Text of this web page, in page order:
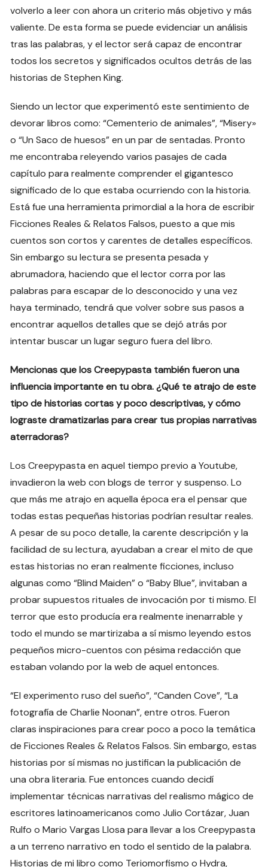
volverlo a leer con ahora un criterio más objetivo y más
valiente. De esta forma se puede evidenciar un análisis
tras las palabras, y el lector será capaz de encontrar
todos los secretos y significados ocultos detrás de las
historias de Stephen King.
Siendo un lector que experimentó este sentimiento de
devorar libros como: “Cementerio de animales”, “Misery»
o “Un Saco de huesos” en un par de sentadas. Pronto
me encontraba releyendo varios pasajes de cada
capítulo para realmente comprender el gigantesco
significado de lo que estaba ocurriendo con la historia.
Está fue una herramienta primordial a la hora de escribir
Ficciones Reales & Relatos Falsos, puesto a que mis
cuentos son cortos y carentes de detalles específicos.
Sin embargo su lectura se presenta pesada y
abrumadora, haciendo que el lector corra por las
palabras para escapar de lo desconocido y una vez
haya terminado, tendrá que volver sobre sus pasos a
encontrar aquellos detalles que se dejó atrás por
intentar buscar un lugar seguro fuera del libro.
Mencionas que los Creepypasta también fueron una
influencia importante en tu obra. ¿Qué te atrajo de este
tipo de historias cortas y poco descriptivas, y cómo
lograste dramatizarlas para crear tus propias narrativas
aterradoras?
Los Creepypasta en aquel tiempo previo a Youtube,
invadieron la web con blogs de terror y suspenso. Lo
que más me atrajo en aquella época era el pensar que
todas estas pequeñas historias podrían resultar reales.
A pesar de su poco detalle, la carente descripción y la
facilidad de su lectura, ayudaban a crear el mito de que
estas historias no eran realmente ficciones, incluso
algunas como “Blind Maiden” o “Baby Blue”, invitaban a
probar supuestos rituales de invocación por ti mismo. El
terror que esto producía era realmente inenarrable y
todo el mundo se martirizaba a sí mismo leyendo estos
pequeños micro-cuentos con pésima redacción que
estaban volando por la web de aquel entonces.
“El experimento ruso del sueño”, “Canden Cove”, “La
fotografía de Charlie Noonan”, entre otros. Fueron
claras inspiraciones para crear poco a poco la temática
de Ficciones Reales & Relatos Falsos. Sin embargo, estas
historias por sí mismas no justifican la publicación de
una obra literaria. Fue entonces cuando decidí
implementar técnicas narrativas del realismo mágico de
escritores latinoamericanos como Julio Cortázar, Juan
Rulfo o Mario Vargas Llosa para llevar a los Creepypasta
a un terreno narrativo en todo el sentido de la palabra.
Historias de mi libro como Teriomorfismo o Hydra,